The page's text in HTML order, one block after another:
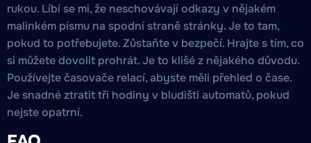
rukou. Líbí se mi, že neschovávají odkazy v nějakém
malinkém písmu na spodní straně stránky. Je to tam,
pokud to potřebujete. Zůstaňte v bezpečí. Hrajte s tím, co
si můžete dovolit prohrát. Je to klišé z nějakého důvodu.
Používejte časovače relací, abyste měli přehled o čase.
Je snadné ztratit tři hodiny v bludišti automatů, pokud
nejste opatrní.